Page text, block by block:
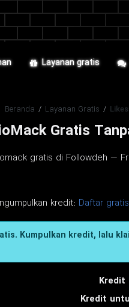
Layanan gratis
Beranda / Layanan Gratis /
Gratis
gratis di Followdeh —
kredit: Daftar gratis
Kumpulkan kredit, lalu
Kredit
Kredit